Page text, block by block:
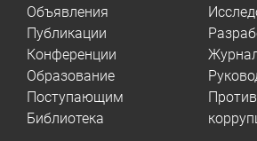
Объявления
Публикации
Конференции
Образование
Поступающим
Библиотека